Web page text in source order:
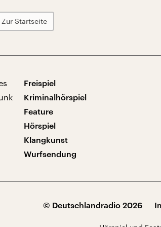
Zur Startseite
Freispiel
Kriminalhörspiel
Feature
Hörspiel
Klangkunst
Wurfsendung
© Deutschlandradio 2026